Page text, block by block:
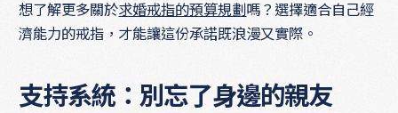
想了解更多關於求婚戒指的預算規劃 嗎？選擇適合自己經
濟能力的戒指，才能讓這份承諾既浪漫又實際。
支持系統：別忘了身邊的親友